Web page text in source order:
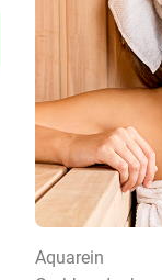
Aquarein